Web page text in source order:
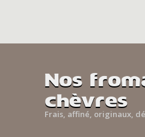
Nos
chèvres
Frais, affiné, originaux,